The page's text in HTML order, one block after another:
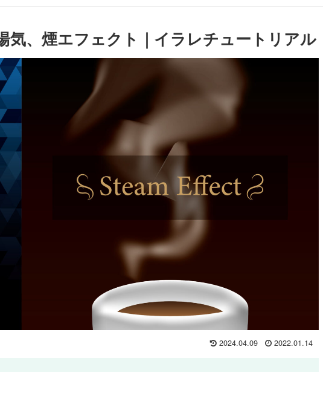
気、煙エフェクト｜イラレチュートリアル
2024.04.09 2022.01.14